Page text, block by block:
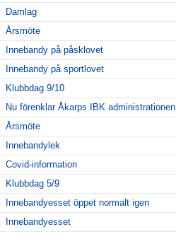
Damlag
Årsmöte
Innebandy på påsklovet
Innebandy på sportlovet
Klubbdag 9/10
Nu förenklar Åkarps IBK administrationen
Årsmöte
Innebandylek
Covid-information
Klubbdag 5/9
Innebandyesset öppet normalt igen
Innebandyesset